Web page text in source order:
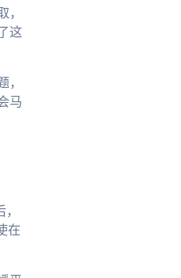
，
这
，
马
在